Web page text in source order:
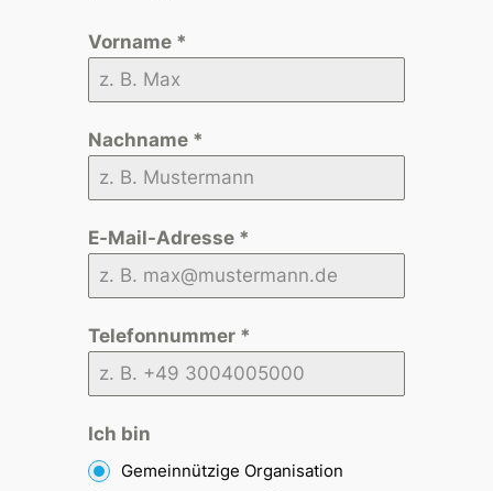
Vorname *
Nachname *
E-Mail-Adresse *
Telefonnummer *
Ich bin
Gemeinnützige Organisation